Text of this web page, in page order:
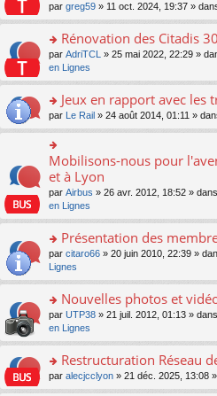
ult
er
le
m
e
s
a
g
e
n
o
n
le
u
s
ré
c
e
par greg59 » 11 oct. 2024, 19:37 »
o
n
s
er
le
m
e
s
s
g
o
n
lu
le
u
s
ré
c
e
nt
Rénovation des Citadis
par AdriTCL » 25 mai 2022, 22:29 »
en Lignes
o
n
s
ult
er
le
m
e
s
s
g
o
n
lu
le
u
s
Jeux en rapport avec les
par Le Rail » 24 août 2014, 01:11 »
o
n
ult
le
m
e
s
s
g
e
n
o
n
lu
Mobilisons-nous pour
et à Lyon
par Airbus » 26 avr. 2012, 18:52 » dans
en Lignes
o
s
er
le
m
e
s
s
Présentation des
par citaro66 » 20 juin 2010, 22:39 »
Lignes
o
n
s
er
le
Nouvelles photos et
par UTP38 » 21 juil. 2012, 01:13 » dans
en Lignes
o
n
Restructuration Réseau
par alecjcclyon » 21 déc. 2025, 13:08